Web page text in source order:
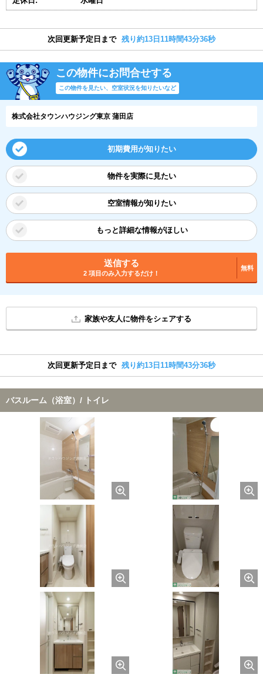
次回更新予定日まで 残り約13日11時間43分36秒
この物件にお問合せする
この物件を見たい、空室状況を知りたいなど
株式会社タウンハウジング東京 蒲田店
初期費用が知りたい
物件を実際に見たい
空室情報が知りたい
もっと詳細な情報がほしい
送信する
2 項目のみ入力するだけ！
無料
家族や友人に物件をシェアする
次回更新予定日まで 残り約13日11時間43分36秒
バスルーム（浴室）/ トイレ